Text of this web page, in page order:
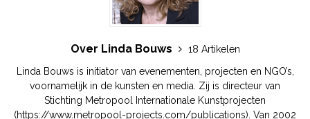
Over Linda Bouws
18 Artikelen
Linda Bouws is initiator van evenementen, projecten en NGO’s,
voornamelijk in de kunsten en media. Zij is directeur van
Stichting Metropool Internationale Kunstprojecten
(https://www.metropool-projects.com/publications). Van 2002